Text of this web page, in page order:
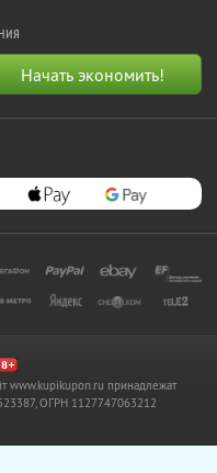
www.kupikupon.ru принадлежат
ОГРН 1127747063212